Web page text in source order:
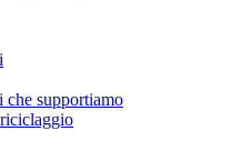
che supportiamo